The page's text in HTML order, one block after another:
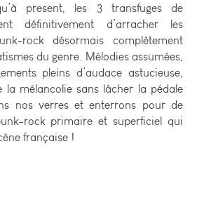
present, les 3 transfuges de
définitivement d’arracher les
rock désormais complètement
du genre. Mélodies assumées,
pleins d’audace astucieuse,
la mélancolie sans lâcher la pédale
nos verres et enterrons pour de
rock primaire et superficiel qui
française !